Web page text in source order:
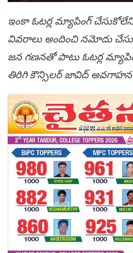
ఇంకా ఓటర్ల మ్యాపింగ్
వివరాలు అందించి నమోదు
జన గణనతో పాటు ఓటర్ల
తిరిగి కౌన్సిలర్ జావిద్ అవగాహన